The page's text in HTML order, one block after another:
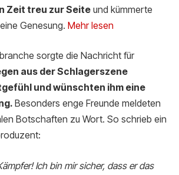
Zeit treu zur Seite und kümmerte
Genesung. Mehr lesen
sorgte die Nachricht für
aus der Schlagerszene
und wünschten ihm eine
Besonders enge Freunde meldeten
Botschaften zu Wort. So schrieb ein
Ich bin mir sicher, dass er das